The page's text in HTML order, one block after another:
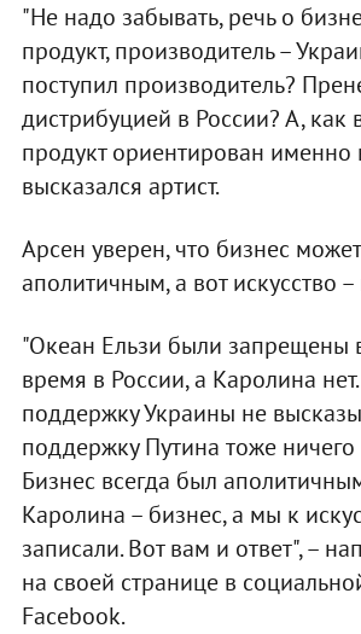
"Не надо забывать, речь о
продукт, производитель –
поступил производитель?
дистрибуцией в России? А, как
продукт ориентирован именно
высказался артист.
Арсен уверен, что бизнес
аполитичным, а вот искусство –
"Океан Ельзи были запрещены
время в России, а Каролина
поддержку Украины не
поддержку Путина тоже
Бизнес всегда был
Каролина – бизнес, а мы к
записали. Вот вам и ответ", –
на своей странице в
Facebook.